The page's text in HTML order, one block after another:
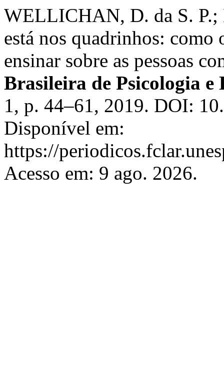
WELLICHAN, D. da S. P.;
está nos quadrinhos: como
ensinar sobre as pessoas
Brasileira de Psicologia e
1, p. 44–61, 2019. DOI:
Disponível em:
https://
Acesso em: 9 ago. 2026.